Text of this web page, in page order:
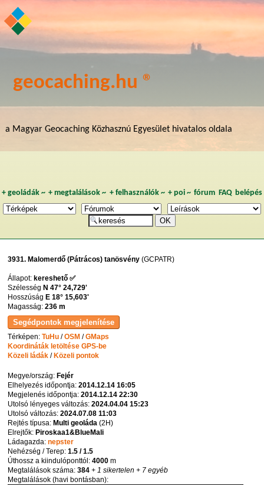
geocaching.hu ®
a Magyar Geocaching Közhasznú Egyesület hivatalos oldala
+ geoládák~ +megtalálások ~ + felhasználók~ + poi~ fórum FAQ belépés
3931. Malomerdő (Pátrácos) tanösvény (GCPATR)
Állapot: kereshető ✅
Szélesség N 47° 24,729'
Hosszúság E 18° 15,603'
Magasság:236 m
Térképen:TuHu /OSM /GMaps
Koordináták letöltése GPS-be
Közeli ládák / Közeli pontok
Megye/ország: Fejér
Elhelyezés időpontja:2014.12.14 16:05
Megjelenés időpontja:2014.12.14 22:30
Utolsó lényeges változás:2024.04.04 15:23
Utolsó változás:2024.07.08 11:03
Rejtés típusa: Multi geoláda (2H)
Elrejtők: Piroskaa1&BlueMali
Ládagazda:nepster
Nehézség / Terep:1.5 / 1.5
Úthossz a kiindulóponttól:4000 m
Megtalálások száma:384 + 1 sikertelen + 7 egyéb
Megtalálások (havi bontásban):